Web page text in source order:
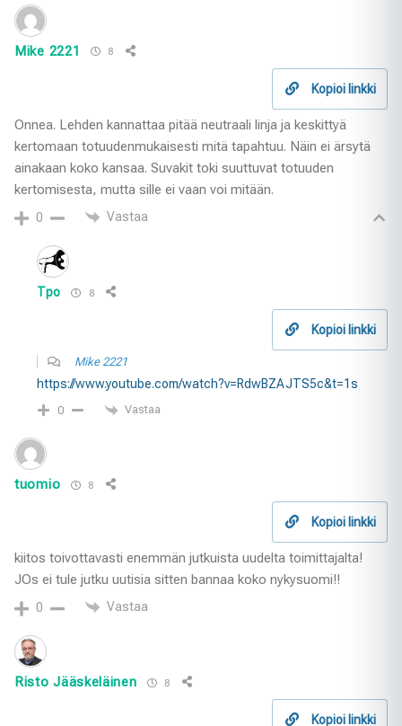
Mike 2221 8
Kopioi linkki
Onnea. Lehden kannattaa pitää neutraali linja ja keskittyä
kertomaan totuudenmukaisesti mitä tapahtuu. Näin ei ärsytä
ainakaan koko kansaa. Suvakit toki suuttuvat totuuden
kertomisesta, mutta sille ei vaan voi mitään.
0 Vastaa
Tpo 8
Kopioi linkki
Mike 2221
https://www.youtube.com/watch?v=RdwBZAJTS5c&t=1s
0 Vastaa
tuomio 8
Kopioi linkki
kiitos toivottavasti enemmän jutkuista uudelta toimittajalta!
JOs ei tule jutku uutisia sitten bannaa koko nykysuomi!!
0 Vastaa
Risto Jääskeläinen 8
Kopioi linkki